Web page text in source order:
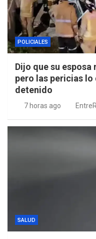
POLICIALES
Dijo que su
pero las pericias
detenido
7 horas ago
SALUD